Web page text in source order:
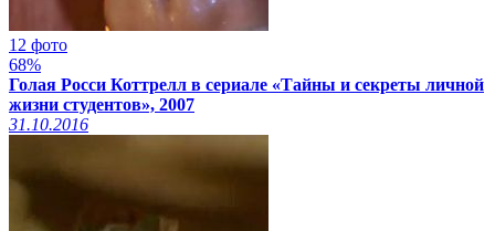
12 фото
68%
Голая Росси Коттрелл в сериале «Тайны и секреты личной
жизни студентов», 2007
31.10.2016